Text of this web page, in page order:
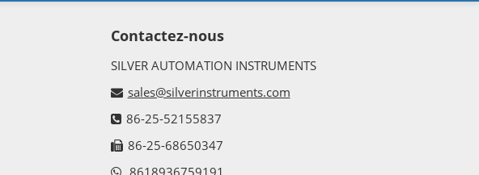
Contactez-nous
SILVER AUTOMATION INSTRUMENTS
sales@silverinstruments.com
86-25-52155837
86-25-68650347